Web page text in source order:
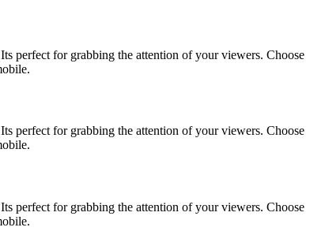
perfect for grabbing the attention of your viewers. Choose
perfect for grabbing the attention of your viewers. Choose
perfect for grabbing the attention of your viewers. Choose